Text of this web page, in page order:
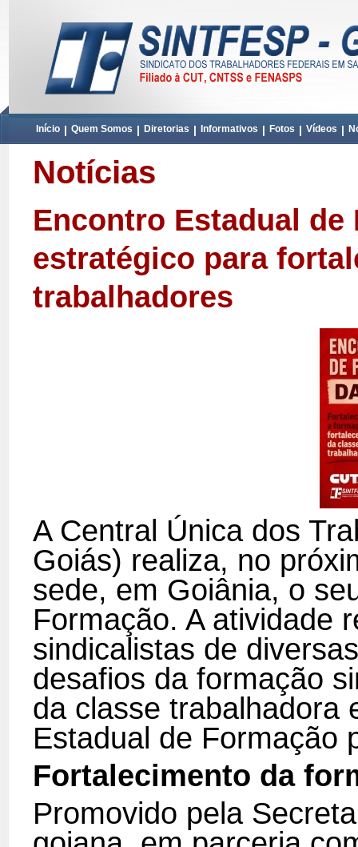
Início | Quem Somos | Diretorias | Informativos | Fotos | Vídeos |
Notícias
Encontro Estadual de
estratégico para
trabalhadores
A Central Única dos
Goiás) realiza, no
sede, em Goiânia, o
Formação. A atividade
sindicalistas de
desafios da formação
da classe trabalhadora
Estadual de Formação
Fortalecimento da
Promovido pela